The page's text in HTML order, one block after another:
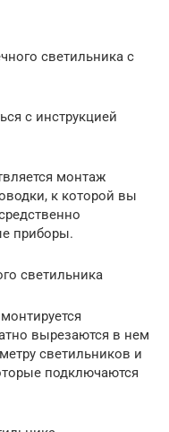
светильника с
с инструкцией
монтаж
к которой вы
приборы.
светильника
вырезаются в нем
светильников и
подключаются